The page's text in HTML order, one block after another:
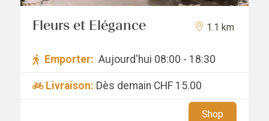
Fleurs et Elégance 1.1 km
Emporter: Aujourd'hui 08:00 - 18:30
Livraison: Dès demain CHF 15.00
Shop